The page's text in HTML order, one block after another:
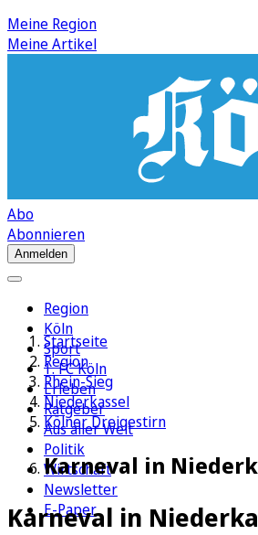
Meine Region
Meine Artikel
Abo
Abonnieren
Anmelden
Region
Köln
Sport
1. FC Köln
Erleben
Ratgeber
Aus aller Welt
Politik
Wirtschaft
Newsletter
E-Paper
Startseite
Region
Rhein-Sieg
Niederkassel
Kölner Dreigestirn
Karneval in
Karneval in